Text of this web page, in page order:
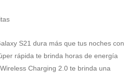
S21 dura más que tus noches con
rápida te brinda horas de energía
Charging 2.0 te brinda una